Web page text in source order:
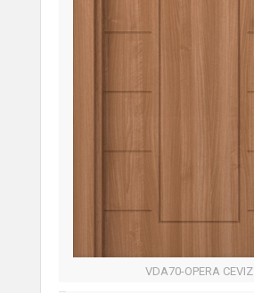
VDA70-OPERA CEVIZ